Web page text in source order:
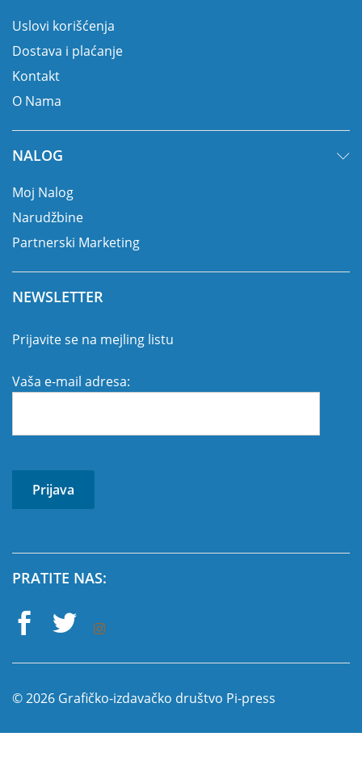
Uslovi korišćenja
Dostava i plaćanje
Kontakt
O Nama
NALOG
Moj Nalog
Narudžbine
Partnerski Marketing
NEWSLETTER
Prijavite se na mejling listu
Vaša e-mail adresa:
PRATITE NAS:
© 2026 Grafičko-izdavačko društvo Pi-press